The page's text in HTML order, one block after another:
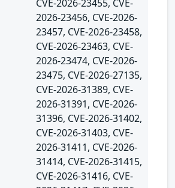
CVE-2026-23455, CVE-
2026-23456, CVE-2026-
23457, CVE-2026-23458,
CVE-2026-23463, CVE-
2026-23474, CVE-2026-
23475, CVE-2026-27135,
CVE-2026-31389, CVE-
2026-31391, CVE-2026-
31396, CVE-2026-31402,
CVE-2026-31403, CVE-
2026-31411, CVE-2026-
31414, CVE-2026-31415,
CVE-2026-31416, CVE-